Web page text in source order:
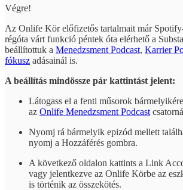
Végre!
Az Onlife Kör előfizetős tartalmait már
régóta várt funkció péntek óta elérhető a
beállítottuk a Menedzsment Podcast, Karrier
fókusz adásainál is.
A beállítás mindössze pár kattintást jelent:
Látogass el a fenti műsorok
az Onlife Menedzsment Podcast
Nyomj rá bármelyik epizód mellett
nyomj a Hozzáférés gombra.
A következő oldalon kattints a Link
vagy jelentkezve az Onlife Körbe az
is történik az összekötés.